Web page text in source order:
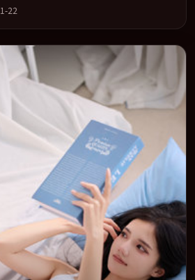
表演与视听上力求统一。定于 2016-12-
同步亮相，2016 年度话题片中口碑稳健，
光的观众完整观看。
22